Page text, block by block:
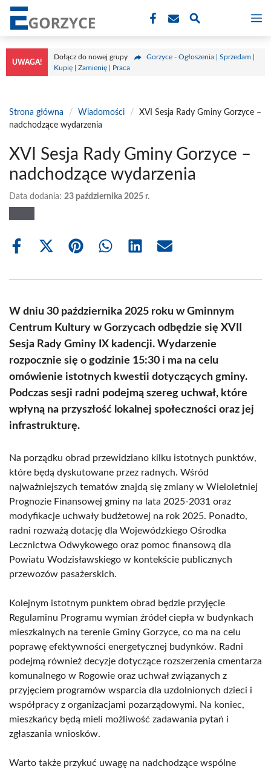
Przejdź
treści
UWAGA!
Dołącz do nowej grupy
Gorzyce - Ogłoszenia | Sprzedam |
Kupię | Zamienię | Praca
Strona główna / Wiadomości /
XVI Sesja Rady Gminy Gorzyce –
nadchodzące wydarzenia
XVI Sesja Rady Gminy Gorzyce –
nadchodzące wydarzenia
Data dodania: 23 października 2025 r.
Share
Share
(Twitter)
Share Share Share Share
W dniu 30 października 2025 roku w Gminnym
Centrum Kultury w Gorzycach odbędzie się XVII
Sesja Rady Gminy IX kadencji. Wydarzenie
rozpocznie się o godzinie 15:30 i ma na celu
omówienie istotnych kwestii dotyczących gminy.
Podczas sesji radni podejmą szereg uchwał, które
wpłyną na przyszłość lokalnej społeczności oraz jej
infrastrukturę.
Na porządku obrad przewidziano kilku istotnych punktów,
które będą dyskutowane przez radnych. Wśród
najważniejszych tematów znajdą się zmiany w Wieloletniej
Prognozie Finansowej gminy na lata 2025-2031 oraz
modyfikacje uchwały budżetowej na rok 2025. Ponadto,
radni rozważą dotację dla Wojewódzkiego Ośrodka
Lecznictwa Odwykowego oraz pomoc finansową dla
Powiatu Wodzisławskiego w kontekście publicznych
przewozów pasażerskich.
Kolejnym istotnym punktem obrad będzie przyjęcie
Regulaminu Programu wymian źródeł ciepła w budynkach
mieszkalnych na terenie Gminy Gorzyce, co ma na celu
poprawę efektywności energetycznej budynków. Radni
podejmą również decyzje dotyczące rozszerzenia cmentarza
komunalnego w Rogowie oraz uchwał związanych z
przyjęciem programów wsparcia dla uzdolnionych dzieci i
współpracy z organizacjami pozarządowymi. Na koniec,
mieszkańcy będą mieli możliwość zadawania pytań i
zgłaszania wniosków.
Warto także przykuć uwagę na nadchodzące wspólne